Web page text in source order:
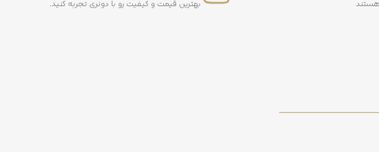
بهترین قیمت و کیفیت رو با دونری تجربه کنید.